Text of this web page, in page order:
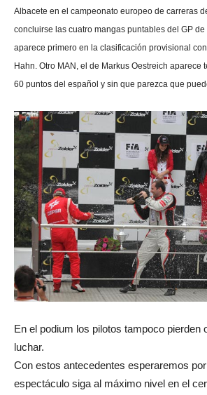
Albacete en el campeonato europeo de carreras
concluirse las cuatro mangas puntables del GP
aparece primero en la clasificación provisional
Hahn. Otro MAN, el de Markus Oestreich aparece
60 puntos del español y sin que parezca que
En el podium los pilotos tampoco pierden
luchar.
Con estos antecedentes esperaremos
espectáculo siga al máximo nivel en el